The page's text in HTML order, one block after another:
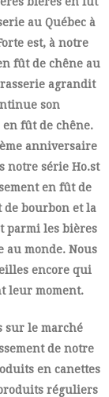
au Québec à
est, à notre
fût de chêne au
agrandit
son
fût de chêne.
anniversaire
notre série Ho.st
en fût de
de bourbon et la
parmi les bières
au monde. Nous
encore qui
leur moment.
sur le marché
de notre
en canettes
réguliers